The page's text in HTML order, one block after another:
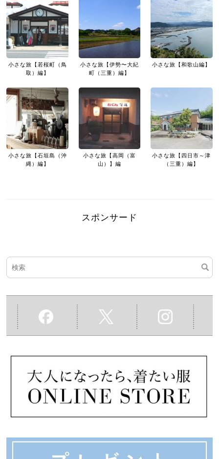
小さな旅【若桜町（鳥
取）編】
小さな旅【伊勢〜大紀
町（三重）編】
小さな旅【和歌山編】
小さな旅【石垣島（沖
縄）編】
小さな旅【高岡（富
山）】編
小さな旅【四日市～津
（三重）編】
スポンサード